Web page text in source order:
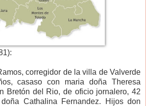
corregidor de la villa de Valverde
casaso con maria doña Theresa
Bretón del Rio, de oficio jornalero, 42
Cathalina Fernandez. Hijos don